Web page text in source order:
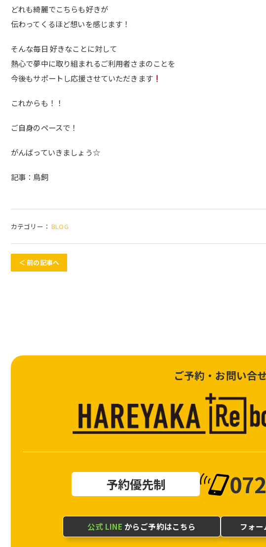
どれも綺麗でこちらも好きが
伝わってくるほど想いを感じます！
そんな毎日 好きなことに対して
熱心で夢中に取り組まれるご利用者さまのことを
今後もサポートし応援させていただきます
これからも！！
ご自身のペースで！
がんばっていきましょう☆
記事：鳥飼
カテゴリー： BLOG
＜ 前の記事へ
ご予約・お問い合せ
予約優先制
公式 LINE からご予約はこちら フォ